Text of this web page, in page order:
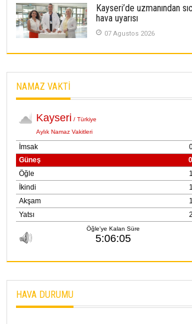
Kayserispor, Rizespor’la Nihayet 3
puana Ulaştı
01 Mayis 2026
Kayseri’de uzmanından
hava uyarısı
07 Agustos 2026
NAMAZ VAKTİ
HAVA DURUMU